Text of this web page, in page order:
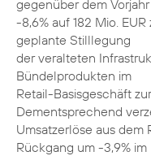
gegenüber dem
-8,6% auf 182 Mio.
geplante Stilllegung
der veralteten
Bündelprodukten im
Retail-Basisgeschäft
Dementsprechend
Umsatzerlöse aus
Rückgang um -3,9% im